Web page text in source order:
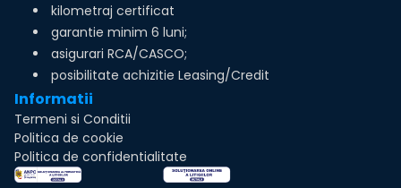
kilometraj certificat
garantie minim 6 luni;
asigurari RCA/CASCO;
posibilitate achizitie Leasing/Credit
Informatii
Termeni si Conditii
Politica de cookie
Politica de confidentialitate